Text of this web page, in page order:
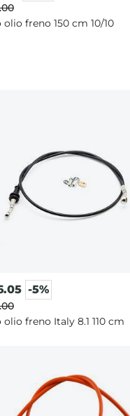
olio freno 150 cm 10/10
-5%
olio freno Italy 8.1 110 cm